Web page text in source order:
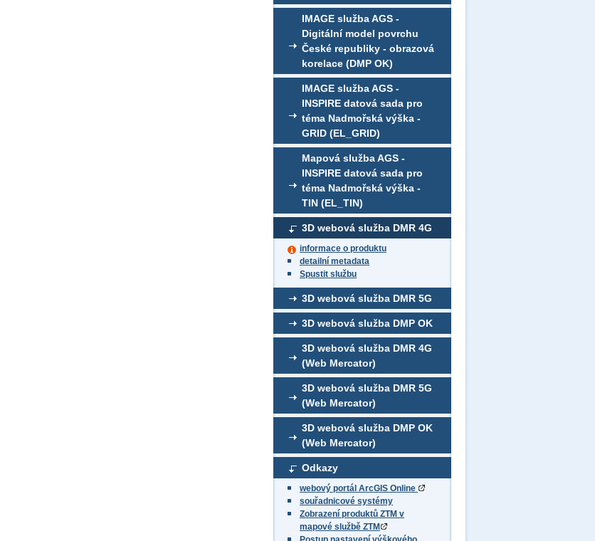
IMAGE služba AGS -
Digitální model povrchu
České republiky - obrazová
korelace (DMP OK)
IMAGE služba AGS -
INSPIRE datová sada pro
téma Nadmořská výška -
GRID (EL_GRID)
Mapová služba AGS -
INSPIRE datová sada pro
téma Nadmořská výška -
TIN (EL_TIN)
3D webová služba DMR 4G
informace o produktu
detailní metadata
Spustit službu
3D webová služba DMR 5G
3D webová služba DMP OK
3D webová služba DMR 4G
(Web Mercator)
3D webová služba DMR 5G
(Web Mercator)
3D webová služba DMP OK
(Web Mercator)
Odkazy
webový portál ArcGIS Online
souřadnicové systémy
Zobrazení produktů ZTM v
mapové službě ZTM